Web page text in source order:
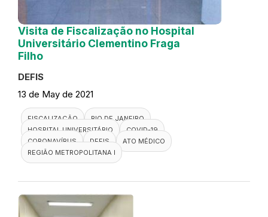
Visita de Fiscalização no Hospital
Universitário Clementino Fraga
Filho
DEFIS
13 de May de 2021
FISCALIZAÇÃO
RIO DE JANEIRO
HOSPITAL UNIVERSITÁRIO
COVID-19
CORONAVÍRUS
DEFIS
ATO MÉDICO
REGIÃO METROPOLITANA I